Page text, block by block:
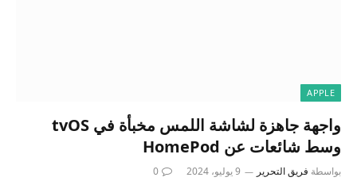
APPLE
واجهة جاهزة لشاشة اللمس مخبأة في tvOS
وسط شائعات عن HomePod
بواسطة فريق التحرير 9 يوليو، 2024 0